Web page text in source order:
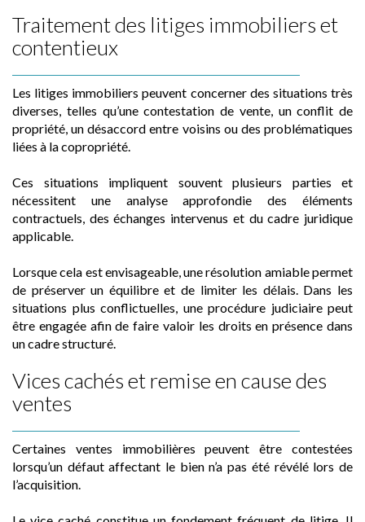
Traitement des litiges immobiliers et
contentieux
Les litiges immobiliers peuvent concerner des situations très
diverses, telles qu’une contestation de vente, un conflit de
propriété, un désaccord entre voisins ou des problématiques
liées à la copropriété.
Ces situations impliquent souvent plusieurs parties et
nécessitent une analyse approfondie des éléments
contractuels, des échanges intervenus et du cadre juridique
applicable.
Lorsque cela est envisageable, une résolution amiable permet
de préserver un équilibre et de limiter les délais. Dans les
situations plus conflictuelles, une procédure judiciaire peut
être engagée afin de faire valoir les droits en présence dans
un cadre structuré.
Vices cachés et remise en cause des
ventes
Certaines ventes immobilières peuvent être contestées
lorsqu’un défaut affectant le bien n’a pas été révélé lors de
l’acquisition.